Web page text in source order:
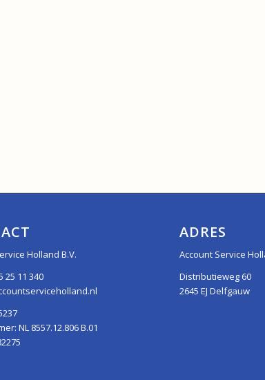
Holland B.V.
25 11 340
NL 8557.12.806 B.01
ADRES
Account Service
Distributieweg 60
2645 EJ Delfgauw